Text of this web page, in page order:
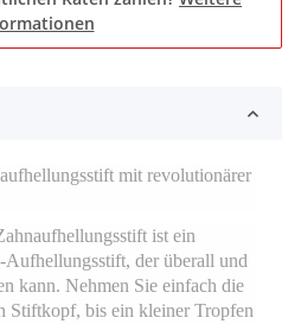
mit revolutionärer
ist ein
der überall und
kann. Nehmen Sie einfach die
Stiftkopf, bis ein kleiner Tropfen